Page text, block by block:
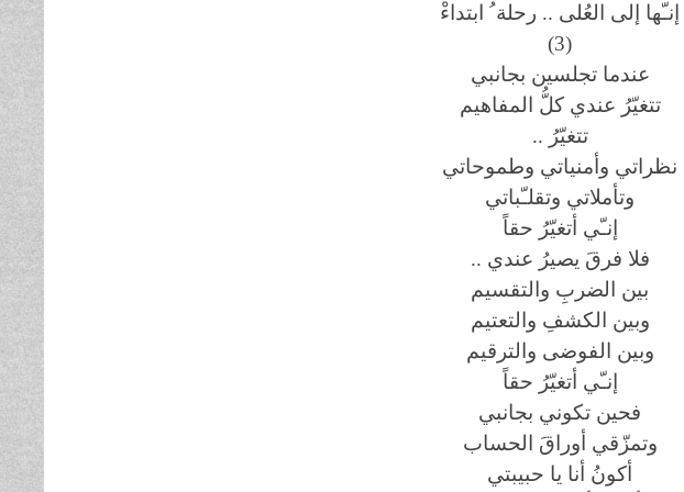
إنـّها إلى العُلى .. رحلة ُ ابتداءْ
(3)
عندما تجلسين بجانبي
تتغيّرُ عندي كلُّ المفاهيم
تتغيّرُ ..
نظراتي وأمنياتي وطموحاتي
وتأملاتي وتقلـّباتي
إنـّي أتغيّرُ حقاً
فلا فرقَ يصيرُ عندي ..
بين الضربِ والتقسيم
وبين الكشفِ والتعتيم
وبين الفوضى والترقيم
إنـّي أتغيّرُ حقاً
فحين تكوني بجانبي
وتمزّقي أوراقَ الحساب
أكونُ أنا يا حبيبتي